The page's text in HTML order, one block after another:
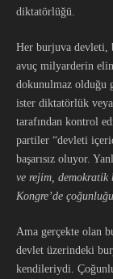
diktatörlüğü.
Her burjuva devleti,
avuç milyarderin
dokunulmaz olduğu
ister diktatörlük
tarafından kontrol
partiler “devleti
başarısız oluyor.
ve rejim,
Kongre’de
Ama gerçekte olan
devlet üzerindeki
kendileriydi.